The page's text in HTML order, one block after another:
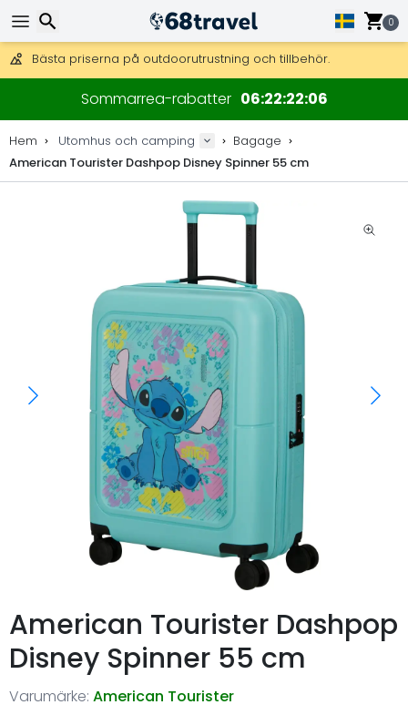
0
DHL Express över natten är också tillgängligt.
30 dagar för retur, 90 dagar för träkartor och dekorationer.
Bästa priserna på outdoorutrustning och tillbehör.
Sommarrea-rabatter 06222206
Hem Utomhus och camping
Bagage
American Tourister Dashpop Disney Spinner 55 cm
American Tourister Dashpop
Disney Spinner 55 cm
Varumärke: American Tourister
Sök